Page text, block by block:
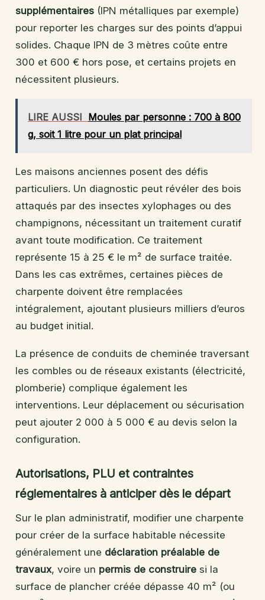
supplémentaires (IPN métalliques par exemple)
pour reporter les charges sur des points d’appui
solides. Chaque IPN de 3 mètres coûte entre
300 et 600 € hors pose, et certains projets en
nécessitent plusieurs.
LIRE AUSSI Moules par personne : 700 à 800
g, soit 1 litre pour un plat principal
Les maisons anciennes posent des défis
particuliers. Un diagnostic peut révéler des bois
attaqués par des insectes xylophages ou des
champignons, nécessitant un traitement curatif
avant toute modification. Ce traitement
représente 15 à 25 € le m² de surface traitée.
Dans les cas extrêmes, certaines pièces de
charpente doivent être remplacées
intégralement, ajoutant plusieurs milliers d’euros
au budget initial.
La présence de conduits de cheminée traversant
les combles ou de réseaux existants (électricité,
plomberie) complique également les
interventions. Leur déplacement ou sécurisation
peut ajouter 2 000 à 5 000 € au devis selon la
configuration.
Autorisations, PLU et contraintes
réglementaires à anticiper dès le départ
Sur le plan administratif, modifier une charpente
pour créer de la surface habitable nécessite
généralement une déclaration préalable de
travaux, voire un permis de construire si la
surface de plancher créée dépasse 40 m² (ou